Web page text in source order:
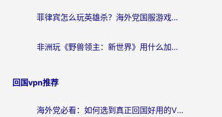
菲律宾怎么玩英雄杀？海外党国服游戏畅玩指南（附延迟解决秘籍）
非洲玩《野兽领主：新世界》用什么加速器好？留学生亲测有效的解决方案
回国vpn推荐
海外党必看：如何选到真正回国好用的VPN？实测+避坑指南